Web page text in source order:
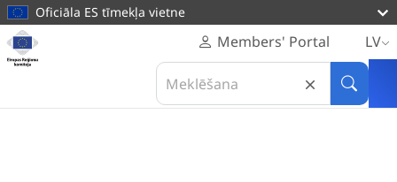
galveno
saturu
Oficiāla ES tīmekļa vietne
Mājas
lapa
Members' Portal
LV
Search
in
Eiropas
Meklēt
Sākums
Locekļi